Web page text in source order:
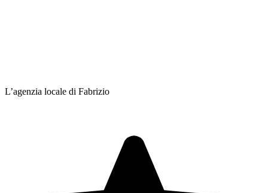
L’agenzia locale di Fabrizio